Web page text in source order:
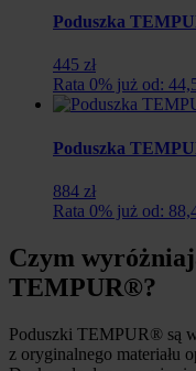
Poduszka
445 zł
Rata 0% już od:
Poduszka
884 zł
Rata 0% już od:
Czym
TEMPUR®?
Poduszki TEMPUR® są
z oryginalnego materiału